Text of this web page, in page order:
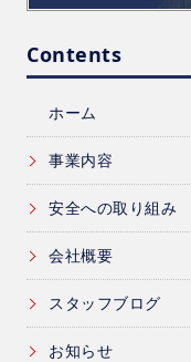
Contents
ホーム
事業内容
安全への取り組み
会社概要
スタッフブログ
お知らせ